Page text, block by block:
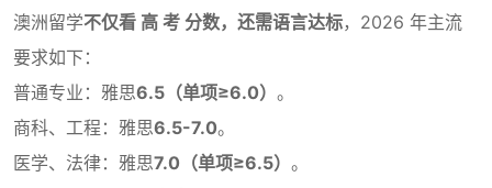
澳洲留学不仅看 高 考 分数，还需语言达标，2026 年主流
要求如下：
普通专业：雅思6.5（单项≥6.0） 。
商科、工程：雅思6.5-7.0。
医学、法律：雅思7.0（单项≥6.5） 。